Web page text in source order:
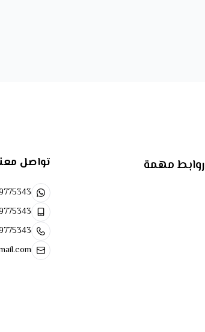
روابط مهمة تواصل